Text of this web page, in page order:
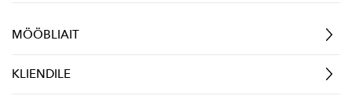
MÖÖBLIAIT
KLIENDILE